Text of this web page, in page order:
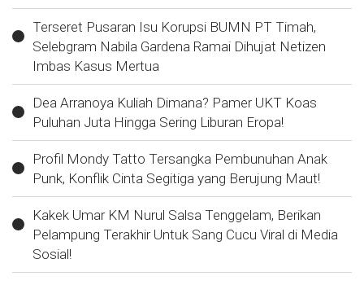
Terseret Pusaran Isu Korupsi BUMN PT Timah,
Selebgram Nabila Gardena Ramai Dihujat Netizen
Imbas Kasus Mertua
Dea Arranoya Kuliah Dimana? Pamer UKT Koas
Puluhan Juta Hingga Sering Liburan Eropa!
Profil Mondy Tatto Tersangka Pembunuhan Anak
Punk, Konflik Cinta Segitiga yang Berujung Maut!
Kakek Umar KM Nurul Salsa Tenggelam, Berikan
Pelampung Terakhir Untuk Sang Cucu Viral di Media
Sosial!